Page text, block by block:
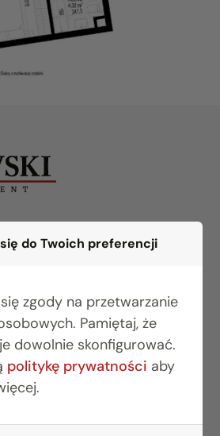
do Twoich preferencji
zgody na przetwarzanie
Pamiętaj, że
dowolnie skonfigurować.
politykę prywatności aby
202
U5